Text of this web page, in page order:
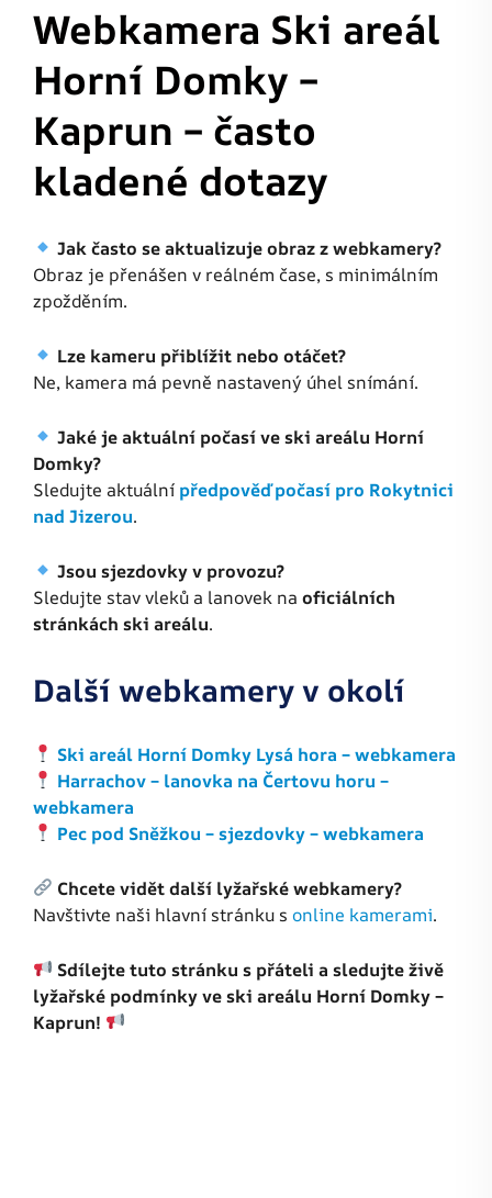
Webkamera Ski areál
Horní Domky –
Kaprun – často
kladené dotazy
Jak často se aktualizuje obraz z webkamery?
Obraz je přenášen v reálném čase, s minimálním
zpožděním.
Lze kameru přiblížit nebo otáčet?
Ne, kamera má pevně nastavený úhel snímání.
Jaké je aktuální počasí ve ski areálu Horní
Domky?
Sledujte aktuální předpověď počasí pro Rokytnici
nad Jizerou.
Jsou sjezdovky v provozu?
Sledujte stav vleků a lanovek na oficiálních
stránkách ski areálu.
Další webkamery v okolí
Ski areál Horní Domky Lysá hora – webkamera
Harrachov – lanovka na Čertovu horu –
webkamera
Pec pod Sněžkou – sjezdovky – webkamera
Chcete vidět další lyžařské webkamery?
Navštivte naši hlavní stránku s online kamerami.
Sdílejte tuto stránku s přáteli a sledujte živě
lyžařské podmínky ve ski areálu Horní Domky –
Kaprun!